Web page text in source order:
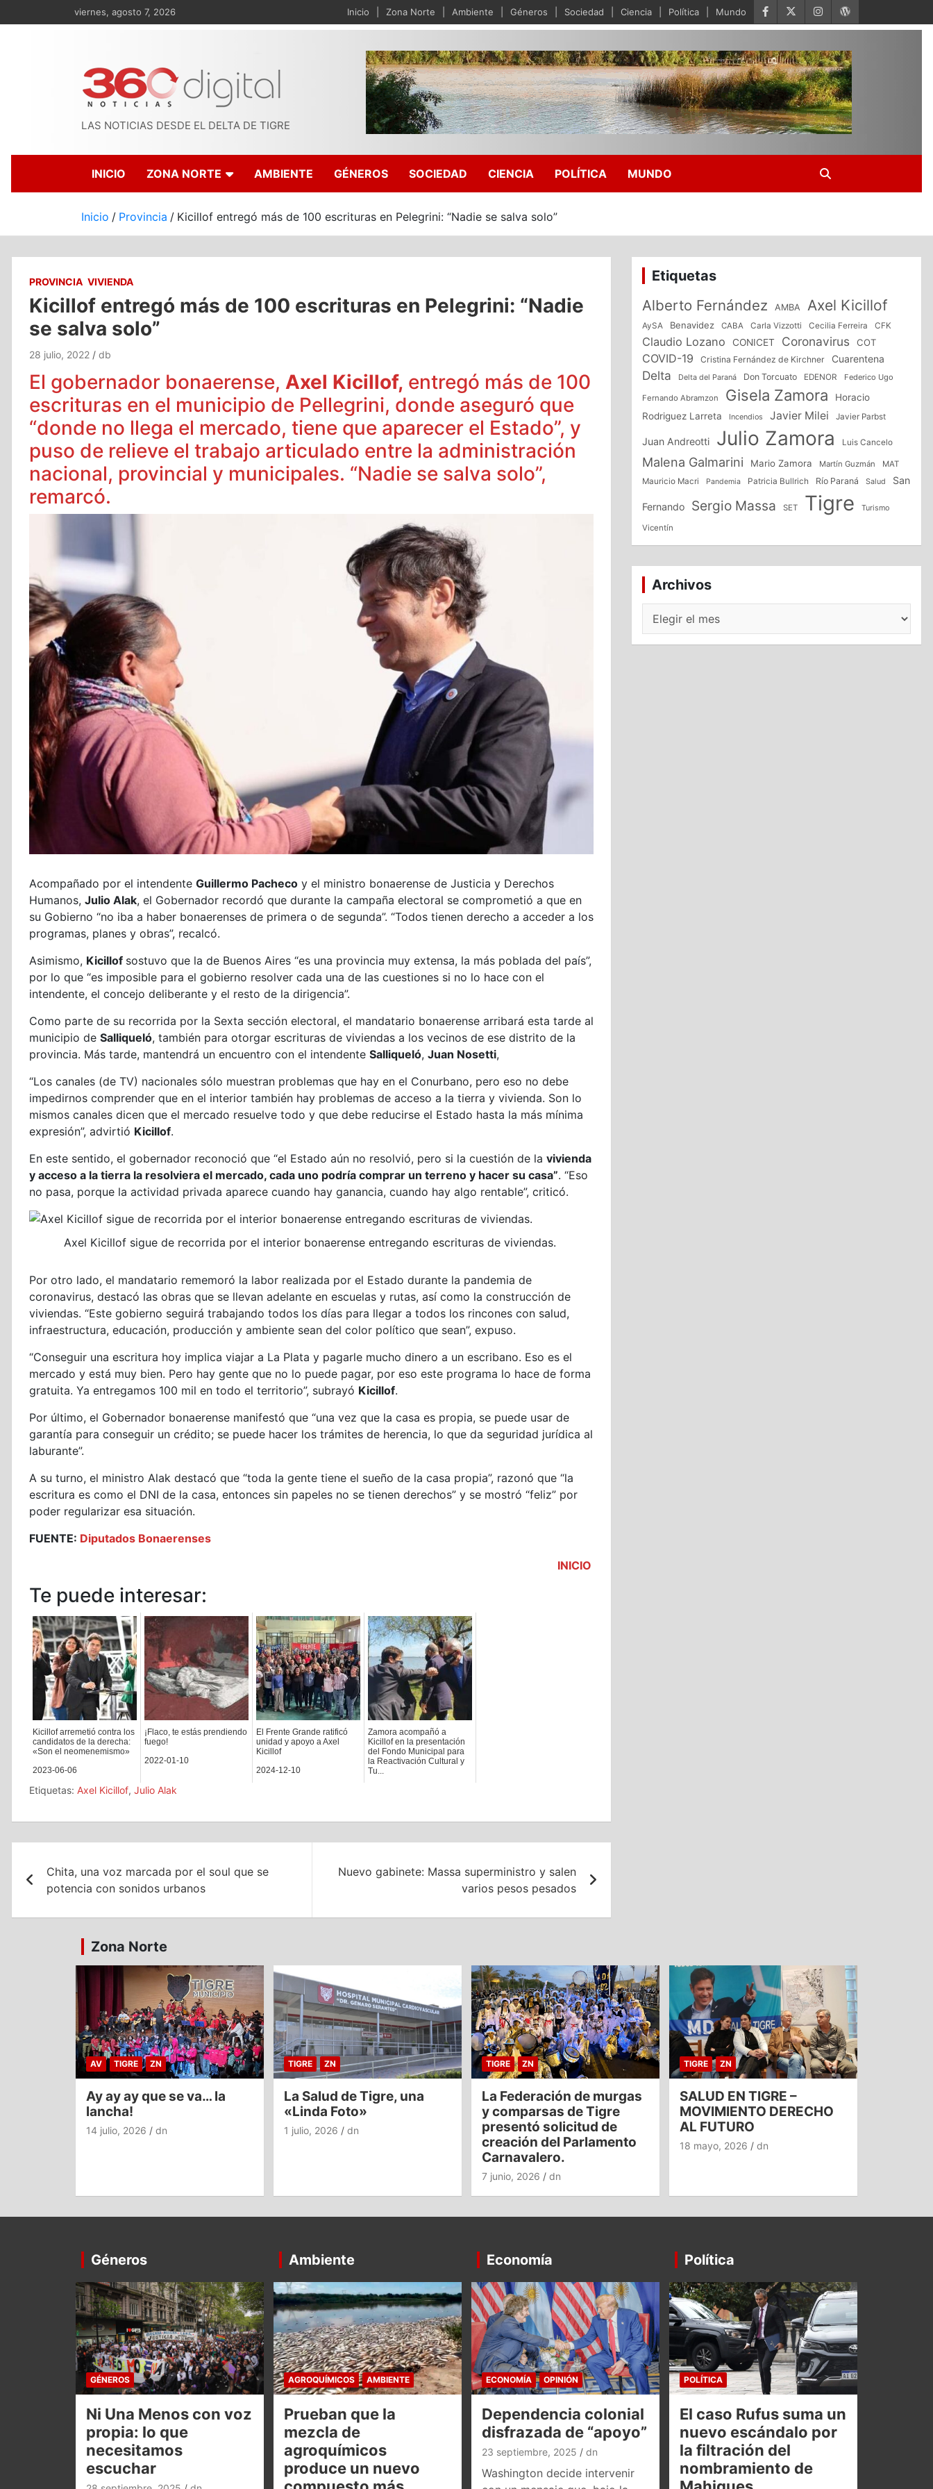
al
viernes, agosto 7, 2026 Inicio Zona Norte Ambiente Géneros Sociedad Ciencia Política Mundo
LAS NOTICIAS DESDE EL DELTA DE TIGRE
INICIO ZONA NORTE AMBIENTE GÉNEROS SOCIEDAD CIENCIA POLÍTICA MUNDO
Inicio Provincia Kicillof entregó más de 100 escrituras en Pelegrini: “Nadie se salva solo”
PROVINCIA VIVIENDA
Kicillof entregó más de 100 escrituras en Pelegrini: “Nadie
se salva solo”
28 julio, 2022 db
El gobernador bonaerense, Axel Kicillof, entregó más de 100
escrituras en el municipio de Pellegrini, donde aseguró que
“donde no llega el mercado, tiene que aparecer el Estado”, y
puso de relieve el trabajo articulado entre la administración
nacional, provincial y municipales. “Nadie se salva solo”,
remarcó.
Acompañado por el intendente Guillermo Pacheco y el ministro bonaerense de Justicia y Derechos
Humanos, Julio Alak, el Gobernador recordó que durante la campaña electoral se comprometió a que en
su Gobierno “no iba a haber bonaerenses de primera o de segunda”. “Todos tienen derecho a acceder a los
programas, planes y obras”, recalcó.
Asimismo, Kicillof sostuvo que la de Buenos Aires “es una provincia muy extensa, la más poblada del país”,
por lo que “es imposible para el gobierno resolver cada una de las cuestiones si no lo hace con el
intendente, el concejo deliberante y el resto de la dirigencia”.
Como parte de su recorrida por la Sexta sección electoral, el mandatario bonaerense arribará esta tarde al
municipio de Salliqueló, también para otorgar escrituras de viviendas a los vecinos de ese distrito de la
provincia. Más tarde, mantendrá un encuentro con el intendente Salliqueló, Juan Nosetti,
“Los canales (de TV) nacionales sólo muestran problemas que hay en el Conurbano, pero eso no debe
impedirnos comprender que en el interior también hay problemas de acceso a la tierra y vivienda. Son lo
mismos canales dicen que el mercado resuelve todo y que debe reducirse el Estado hasta la más mínima
expresión”, advirtió Kicillof.
En este sentido, el gobernador reconoció que “el Estado aún no resolvió, pero si la cuestión de la vivienda
y acceso a la tierra la resolviera el mercado, cada uno podría comprar un terreno y hacer su casa”. “Eso
no pasa, porque la actividad privada aparece cuando hay ganancia, cuando hay algo rentable”, criticó.
Axel Kicillof sigue de recorrida por el interior bonaerense entregando escrituras de viviendas.
Por otro lado, el mandatario rememoró la labor realizada por el Estado durante la pandemia de
coronavirus, destacó las obras que se llevan adelante en escuelas y rutas, así como la construcción de
viviendas. “Este gobierno seguirá trabajando todos los días para llegar a todos los rincones con salud,
infraestructura, educación, producción y ambiente sean del color político que sean”, expuso.
“Conseguir una escritura hoy implica viajar a La Plata y pagarle mucho dinero a un escribano. Eso es el
mercado y está muy bien. Pero hay gente que no lo puede pagar, por eso este programa lo hace de forma
gratuita. Ya entregamos 100 mil en todo el territorio”, subrayó Kicillof.
Por último, el Gobernador bonaerense manifestó que “una vez que la casa es propia, se puede usar de
garantía para conseguir un crédito; se puede hacer los trámites de herencia, lo que da seguridad jurídica al
laburante”.
A su turno, el ministro Alak destacó que “toda la gente tiene el sueño de la casa propia”, razonó que “la
escritura es como el DNI de la casa, entonces sin papeles no se tienen derechos” y se mostró “feliz” por
poder regularizar esa situación.
FUENTE: Diputados Bonaerenses
INICIO
Te puede interesar:
Kicillof arremetió contra los
candidatos de la derecha:
«Son el neomenemismo»
2023-06-06
¡Flaco, te estás prendiendo
fuego!
2022-01-10
El Frente Grande ratificó
unidad y apoyo a Axel
Kicillof
2024-12-10
Zamora acompañó a
Kicillof en la presentación
del Fondo Municipal para
la Reactivación Cultural y
Tu...
Etiquetas: Axel Kicillof, Julio Alak
de
Chita, una voz marcada por el soul que se
potencia con sonidos urbanos
Nuevo gabinete: Massa superministro y salen
varios pesos pesados
Etiquetas
Alberto Fernández AMBA Axel Kicillof
AySA Benavidez CABA Carla Vizzotti Cecilia Ferreira CFK
Claudio Lozano CONICET Coronavirus COT
COVID-19 Cristina Fernández de Kirchner Cuarentena
Delta Delta del Paraná Don Torcuato EDENOR Federico Ugo
Fernando Abramzon Gisela Zamora
Horacio
Rodriguez Larreta
Incendios Javier Milei Javier Parbst
Juan Andreotti Julio Zamora Luis Cancelo
Malena Galmarini Mario Zamora Martín Guzmán
MAT
Mauricio Macri
Pandemia Patricia Bullrich Río Paraná Salud San
Fernando Sergio Massa SET Tigre Turismo
Vicentín
Archivos
Archivos
Zona Norte
AV TIGRE ZN
Ay ay ay que se va… la
lancha!
14 julio, 2026 dn
TIGRE ZN
La Salud de Tigre, una
«Linda Foto»
1 julio, 2026 dn
TIGRE ZN
La Federación de murgas
y comparsas de Tigre
presentó solicitud de
creación del Parlamento
Carnavalero.
7 junio, 2026 dn
TIGRE ZN
SALUD EN TIGRE –
MOVIMIENTO DERECHO
AL FUTURO
18 mayo, 2026 dn
Géneros
GÉNEROS
Ni Una Menos con voz
propia: lo que
necesitamos
escuchar
Ambiente
AGROQUÍMICOS AMBIENTE
Prueban que la
mezcla de
agroquímicos
produce un nuevo
Economía
ECONOMÍA OPINIÓN
Dependencia colonial
disfrazada de “apoyo”
23 septiembre, 2025 dn
Washington decide intervenir
Política
POLÍTICA
El caso Rufus suma un
nuevo escándalo por
la filtración del
nombramiento de